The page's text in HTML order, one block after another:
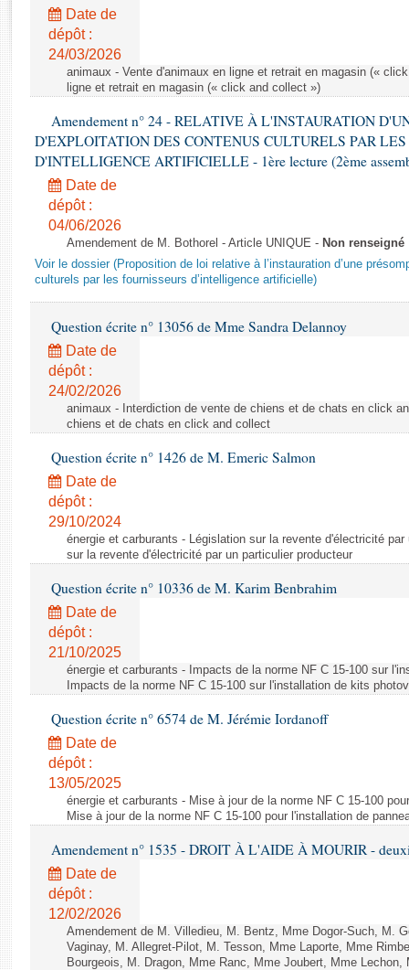
Rapports législatifs
Rapports sur l'application des lois
Baromètre de l’application des lois
Dossiers législatifs
Budget et sécurité sociale
Questions écrites et orales
Comptes rendus des débats
Date de
dépôt :
24/03/2026
animaux - Vente d'animaux en ligne et retrait en magasin («
ligne et retrait en magasin (« click and collect »)
Amendement n° 24 - RELATIVE À L'INSTAURATION
D'EXPLOITATION DES CONTENUS CULTURELS PAR LES
D'INTELLIGENCE ARTIFICIELLE - 1ère lecture (2ème
Date de
dépôt :
04/06/2026
Amendement de M. Bothorel - Article UNIQUE - Non renseigné
Voir le dossier (Proposition de loi relative à l’instauration d’une
culturels par les fournisseurs d’intelligence artificielle)
Question écrite n° 13056 de Mme Sandra Delannoy
Date de
dépôt :
24/02/2026
animaux - Interdiction de vente de chiens et de chats en click
chiens et de chats en click and collect
Question écrite n° 1426 de M. Emeric Salmon
Date de
dépôt :
29/10/2024
énergie et carburants - Législation sur la revente d'électricité
sur la revente d'électricité par un particulier producteur
Question écrite n° 10336 de M. Karim Benbrahim
Date de
dépôt :
21/10/2025
énergie et carburants - Impacts de la norme NF C 15-100 sur
Impacts de la norme NF C 15-100 sur l'installation de kits
Question écrite n° 6574 de M. Jérémie Iordanoff
Date de
dépôt :
13/05/2025
énergie et carburants - Mise à jour de la norme NF C 15-100
Mise à jour de la norme NF C 15-100 pour l'installation de
Amendement n° 1535 - DROIT À L'AIDE À MOURIR -
Date de
dépôt :
12/02/2026
Amendement de M. Villedieu, M. Bentz, Mme Dogor-Such, M.
Vaginay, M. Allegret-Pilot, M. Tesson, Mme Laporte, Mme
Bourgeois, M. Dragon, Mme Ranc, Mme Joubert, Mme